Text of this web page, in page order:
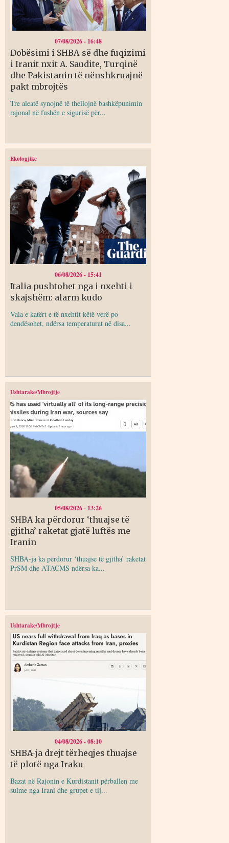
07/08/2026 - 16:48
Dobësimi i SHBA-së dhe fuqizimi
i Iranit nxit A. Saudite, Turqinë
dhe Pakistanin të nënshkruajnë
pakt mbrojtës
Tre aleatë synojnë të thellojnë bashkëpunimin
rajonal në fushën e sigurisë për...
Ekologjike
06/08/2026 - 15:41
Italia pushtohet nga i nxehti i
skajshëm: alarm kudo
Vala e katërt e të nxehtit këtë verë po
dendësohet, ndërsa temperaturat në disa...
Ushtarake/Mbrojtje
05/08/2026 - 13:26
SHBA ka përdorur ‘thuajse të
gjitha’ raketat gjatë luftës me
Iranin
SHBA-ja ka përdorur ‘thuajse të gjitha’ raketat
PrSM dhe ATACMS ndërsa ka...
Ushtarake/Mbrojtje
04/08/2026 - 08:10
SHBA-ja drejt tërheqjes thuajse
të plotë nga Iraku
Bazat në Rajonin e Kurdistanit përballen me
sulme nga Irani dhe grupet e tij...